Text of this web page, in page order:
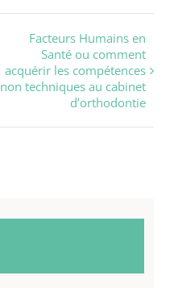
Facteurs Humains en
Santé ou comment
acquérir les compétences
non techniques au cabinet
d’orthodontie